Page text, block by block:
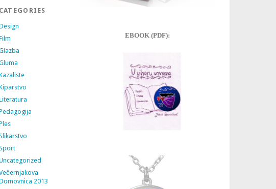
CATEGORIES
2013
EBOOK (PDF):